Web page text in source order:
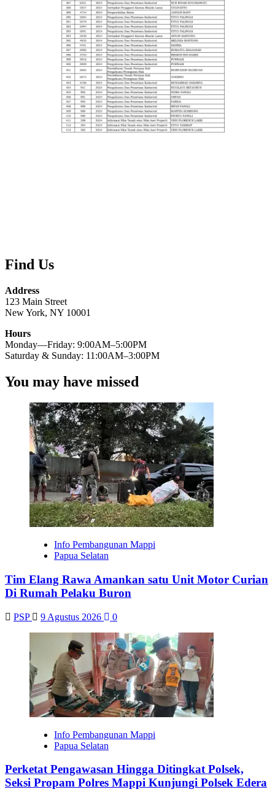
Find Us
Address
123 Main Street
New York, NY 10001
Hours
Monday—Friday: 9:00AM–5:00PM
Saturday & Sunday: 11:00AM–3:00PM
You may have missed
Info Pembangunan Mappi
Papua Selatan
Tim Elang Rawa Amankan satu Unit Motor Curian
Di Rumah Pelaku Buron
PSP 9 Agustus 2026 0
Info Pembangunan Mappi
Papua Selatan
Perketat Pengawasan Hingga Ditingkat Polsek,
Seksi Propam Polres Mappi Kunjungi Polsek Edera